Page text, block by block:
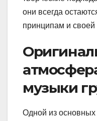
они всегда
принципам и своей
музыки
Одной из основных